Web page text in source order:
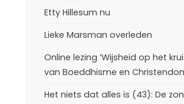
Etty Hillesum nu
Lieke Marsman overleden
Online lezing ‘Wijsheid op het
van Boeddhisme en
Het niets dat alles is (43): De zon